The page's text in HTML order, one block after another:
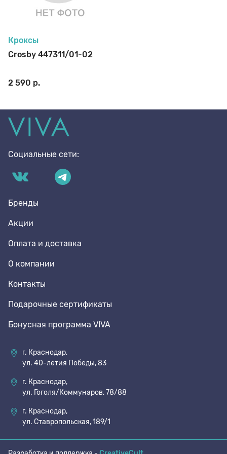
Кроксы
Crosby 447311/01-02
2 590 р.
Социальные сети:
Бренды
Акции
Оплата и доставка
О компании
Контакты
Подарочные сертификаты
Бонусная программа VIVA
г. Краснодар,
ул. 40-летия Победы, 83
г. Краснодар,
ул. Гоголя/Коммунаров, 78/88
г. Краснодар,
ул. Ставропольская, 189/1
70 den
8 den
Подпяточники
Полустельки
Пропитка
Пяткоудерживатели
Растяжитель и Очиститель
Салфетки
Стельки
Щетки